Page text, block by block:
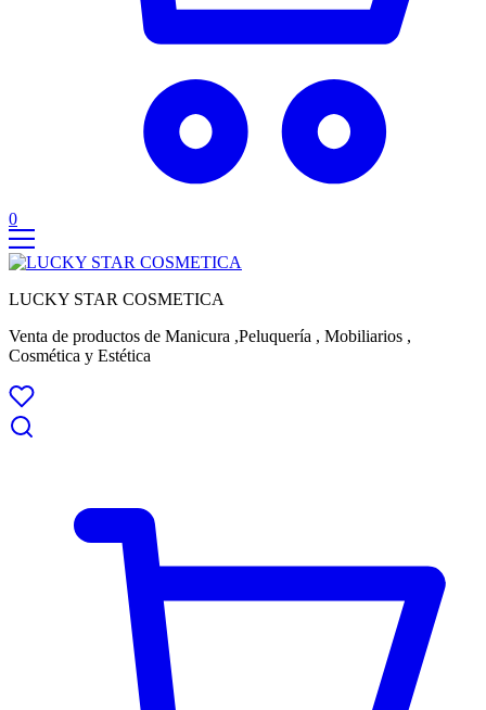
0
LUCKY STAR COSMETICA
Venta de productos de Manicura ,Peluquería , Mobiliarios ,
Cosmética y Estética